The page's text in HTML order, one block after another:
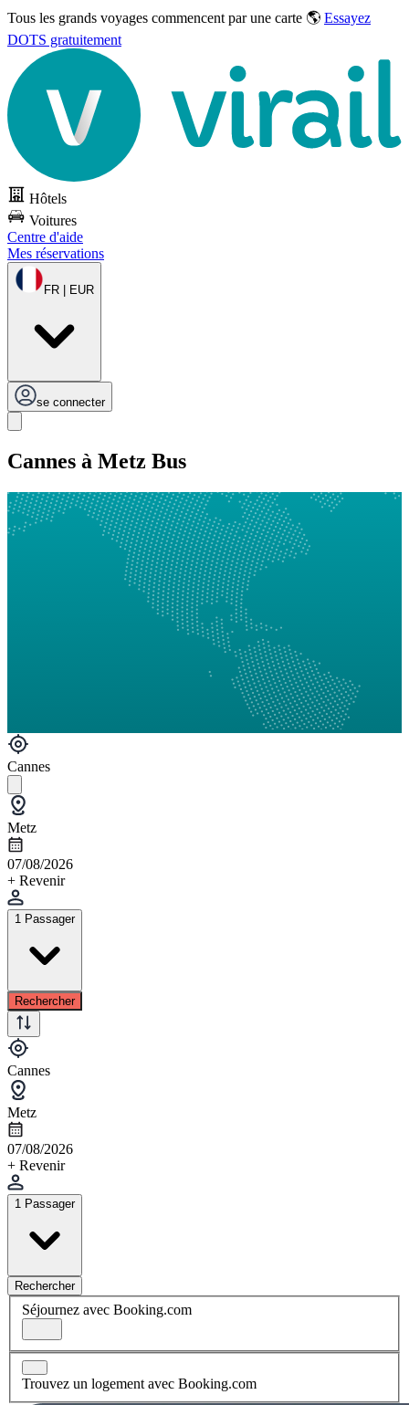
Tous les grands voyages commencent par une carte 🌎 Essayez
DOTS gratuitement
Hôtels
Voitures
Centre d'aide
Mes réservations
FR | EUR
se connecter
Cannes à Metz Bus
Cannes
Metz
07/08/2026
+ Revenir
1 Passager
Rechercher
Cannes
Metz
07/08/2026
+ Revenir
1 Passager
Rechercher
Séjournez avec Booking.com
Trouvez un logement avec Booking.com